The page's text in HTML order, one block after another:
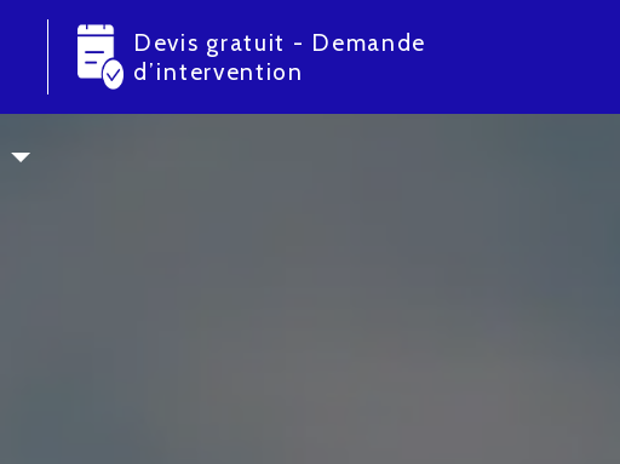
Devis gratuit - Demande
d’intervention